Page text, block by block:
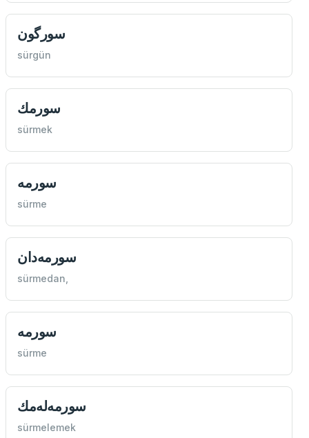
سورگون
sürgün
سورمك
sürmek
سورمه
sürme
سورمه‌دان
sürmedan,
سورمه
sürme
سورمه‌له‌مك
sürmelemek